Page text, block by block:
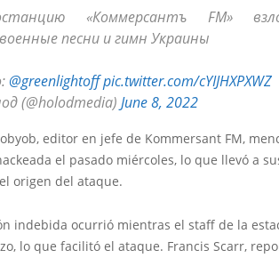
«Коммерсантъ FM»
песни и гимн Украины
@greenlightoffpic.twitter.com/cYIJHXPXWZ
(@holodmedia) June 8, 2022
editor en jefe de Kommersant FM,
el pasado miércoles, lo que llevó a
origen del ataque.
indebida ocurrió mientras el staff de la
lo que facilitó el ataque. Francis Scarr,